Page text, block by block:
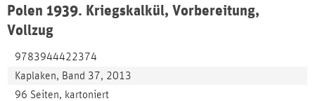
Polen 1939. Kriegskalkül, Vorbereitung,
Vollzug
9783944422374
Kaplaken, Band 37, 2013
96 Seiten, kartoniert